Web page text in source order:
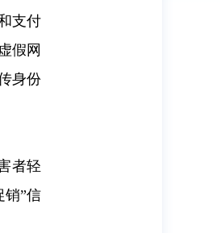
支付
假网
身份
者轻
销”信